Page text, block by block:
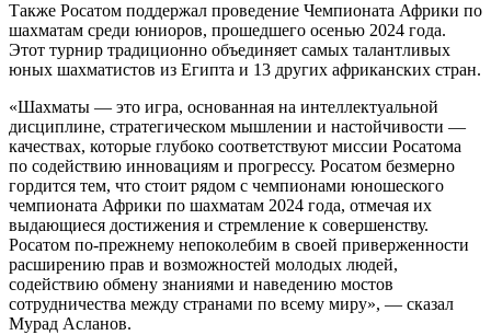
Также Росатом поддержал проведение Чемпионата Африки по
шахматам среди юниоров, прошедшего осенью 2024 года.
Этот турнир традиционно объединяет самых талантливых
юных шахматистов из Египта и 13 других африканских стран.
«Шахматы — это игра, основанная на интеллектуальной
дисциплине, стратегическом мышлении и настойчивости —
качествах, которые глубоко соответствуют миссии Росатома
по содействию инновациям и прогрессу. Росатом безмерно
гордится тем, что стоит рядом с чемпионами юношеского
чемпионата Африки по шахматам 2024 года, отмечая их
выдающиеся достижения и стремление к совершенству.
Росатом по-прежнему непоколебим в своей приверженности
расширению прав и возможностей молодых людей,
содействию обмену знаниями и наведению мостов
сотрудничества между странами по всему миру», — сказал
Мурад Асланов.